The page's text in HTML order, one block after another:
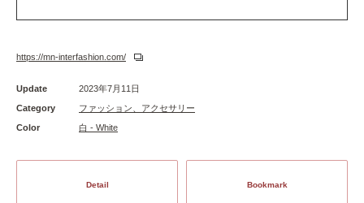
https://mn-interfashion.com/
Update
2023年7月11日
Category
ファッション、アクセサリー
Color
白 - White
Detail Bookmark